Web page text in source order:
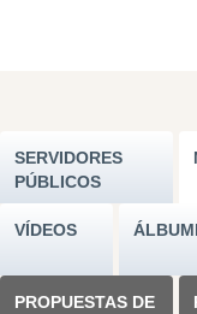
SERVIDORES
PÚBLICOS
VÍDEOS
PROPUESTAS DE